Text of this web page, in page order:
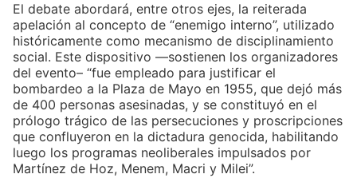
El debate abordará, entre otros ejes, la reiterada
apelación al concepto de “enemigo interno”, utilizado
históricamente como mecanismo de disciplinamiento
social. Este dispositivo —sostienen los organizadores
del evento– “fue empleado para justificar el
bombardeo a la Plaza de Mayo en 1955, que dejó más
de 400 personas asesinadas, y se constituyó en el
prólogo trágico de las persecuciones y proscripciones
que confluyeron en la dictadura genocida, habilitando
luego los programas neoliberales impulsados por
Martínez de Hoz, Menem, Macri y Milei”.